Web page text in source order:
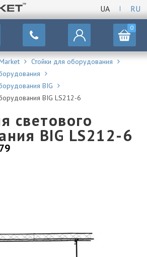
UA RU
0
Стойки для оборудования
BIG
BIG LS212-6
светового
BIG LS212-6